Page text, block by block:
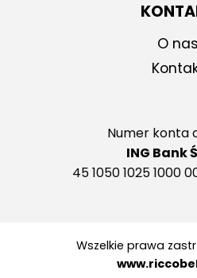
O nas
Numer konta
ING Bank
45 1050 1025 1000
Wszelkie prawa